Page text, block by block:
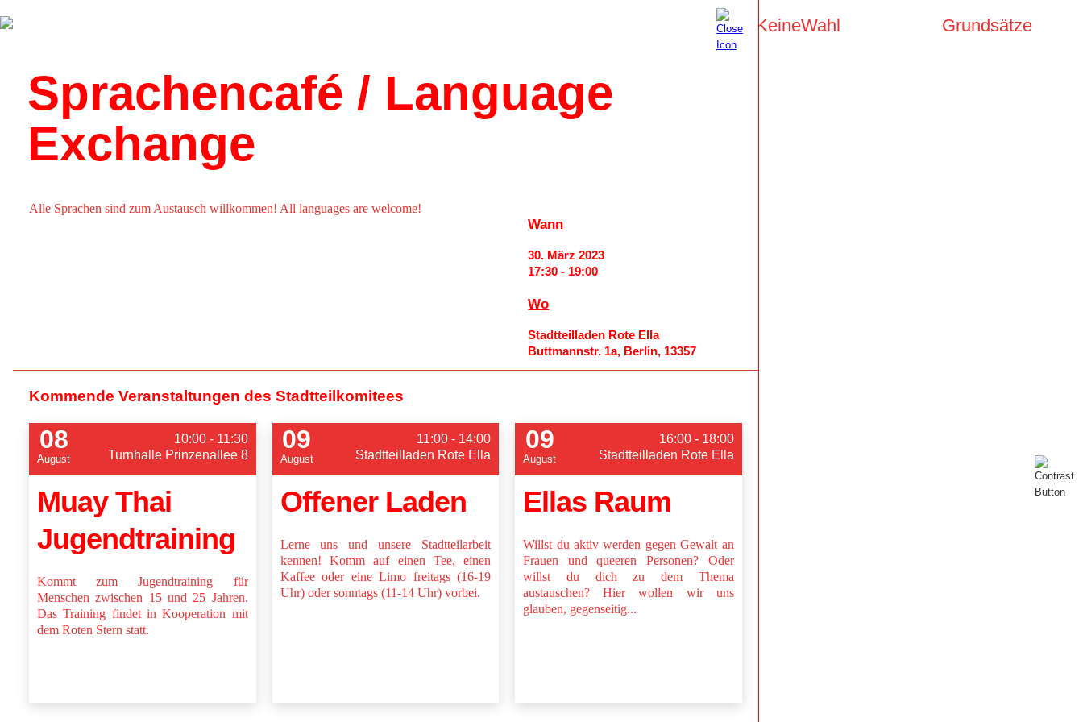
KeineWahl Grundsätze
Sprachencafé / Language
Exchange
Alle Sprachen sind zum Austausch willkommen! All languages are welcome!
Wann
30. März 2023
17:30 - 19:00
Wo
Stadtteilladen Rote Ella
Buttmannstr. 1a, Berlin, 13357
Kommende Veranstaltungen des Stadtteilkomitees
08
August
10:00 - 11:30
Turnhalle Prinzenallee 8
Muay Thai
Jugendtraining
Kommt zum Jugendtraining für
Menschen zwischen 15 und 25 Jahren.
Das Training findet in Kooperation mit
dem Roten Stern statt.
09
August
11:00 - 14:00
Stadtteilladen Rote Ella
Offener Laden
Lerne uns und unsere Stadtteilarbeit
kennen! Komm auf einen Tee, einen
Kaffee oder eine Limo freitags (16-19
Uhr) oder sonntags (11-14 Uhr) vorbei.
09
August
16:00 - 18:00
Stadtteilladen Rote Ella
Ellas Raum
Willst du aktiv werden gegen Gewalt an
Frauen und queeren Personen? Oder
willst du dich zu dem Thema
austauschen? Hier wollen wir uns
glauben, gegenseitig...